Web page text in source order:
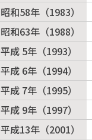
昭和58年（1983）
昭和63年（1988）
平成 5年（1993）
平成 6年（1994）
平成 7年（1995）
平成 9年（1997）
平成13年（2001）